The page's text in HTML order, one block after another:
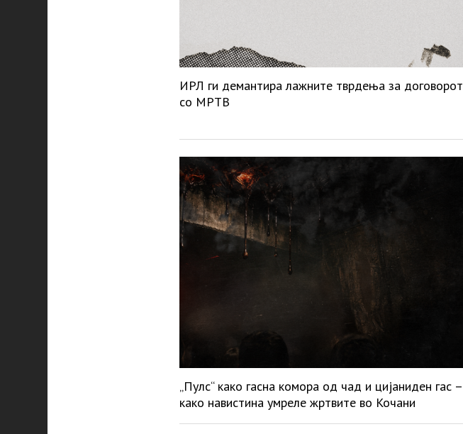
ИРЛ ги демантира лажните тврдења за договорот
со МРТВ
„Пулс“ како гасна комора од чад и цијаниден гас –
како навистина умреле жртвите во Кочани